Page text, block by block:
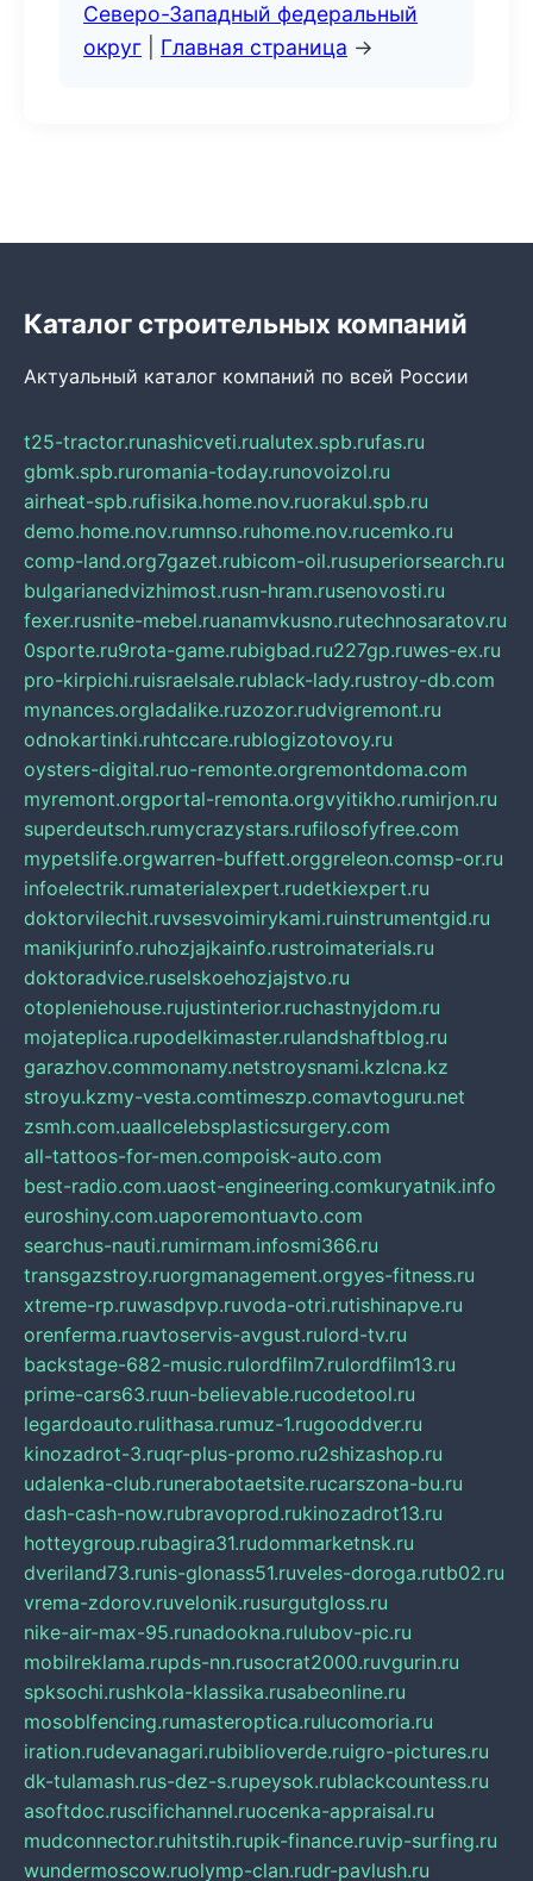
Северо-Западный федеральный
округ
Главная страница →
Каталог строительных компаний
Актуальный каталог компаний по всей России
t25-tractor.runashicveti.rualutex.spb.rufas.ru
gbmk.spb.ruromania-today.runovoizol.ru
airheat-spb.rufisika.home.nov.ruorakul.spb.ru
demo.home.nov.rumnso.ruhome.nov.rucemko.ru
comp-land.org7gazet.rubicom-oil.rusuperiorsearch.ru
bulgarianedvizhimost.rusn-hram.rusenovosti.ru
fexer.rusnite-mebel.ruanamvkusno.rutechnosaratov.ru
0sporte.ru9rota-game.rubigbad.ru227gp.ruwes-ex.ru
pro-kirpichi.ruisraelsale.rublack-lady.rustroy-db.com
mynances.orgladalike.ruzozor.rudvigremont.ru
odnokartinki.ruhtccare.rublogizotovoy.ru
oysters-digital.ruo-remonte.orgremontdoma.com
myremont.orgportal-remonta.orgvyitikho.rumirjon.ru
superdeutsch.rumycrazystars.rufilosofyfree.com
mypetslife.orgwarren-buffett.orggreleon.comsp-or.ru
infoelectrik.rumaterialexpert.rudetkiexpert.ru
doktorvilechit.ruvsesvoimirykami.ruinstrumentgid.ru
manikjurinfo.ruhozjajkainfo.rustroimaterials.ru
doktoradvice.ruselskoehozjajstvo.ru
otopleniehouse.rujustinterior.ruchastnyjdom.ru
mojateplica.rupodelkimaster.rulandshaftblog.ru
garazhov.commonamy.netstroysnami.kzlcna.kz
stroyu.kzmy-vesta.comtimeszp.comavtoguru.net
zsmh.com.uaallcelebsplasticsurgery.com
all-tattoos-for-men.compoisk-auto.com
best-radio.com.uaost-engineering.comkuryatnik.info
euroshiny.com.uaporemontuavto.com
searchus-nauti.rumirmam.infosmi366.ru
transgazstroy.ruorgmanagement.orgyes-fitness.ru
xtreme-rp.ruwasdpvp.ruvoda-otri.rutishinapve.ru
orenferma.ruavtoservis-avgust.rulord-tv.ru
backstage-682-music.rulordfilm7.rulordfilm13.ru
prime-cars63.ruun-believable.rucodetool.ru
legardoauto.rulithasa.rumuz-1.rugooddver.ru
kinozadrot-3.ruqr-plus-promo.ru2shizashop.ru
udalenka-club.runerabotaetsite.rucarszona-bu.ru
dash-cash-now.rubravoprod.rukinozadrot13.ru
hotteygroup.rubagira31.rudommarketnsk.ru
dveriland73.runis-glonass51.ruveles-doroga.rutb02.ru
vrema-zdorov.ruvelonik.rusurgutgloss.ru
nike-air-max-95.runadookna.rulubov-pic.ru
mobilreklama.rupds-nn.rusocrat2000.ruvgurin.ru
spksochi.rushkola-klassika.rusabeonline.ru
mosoblfencing.rumasteroptica.rulucomoria.ru
iration.rudevanagari.rubiblioverde.ruigro-pictures.ru
dk-tulamash.rus-dez-s.rupeysok.rublackcountess.ru
asoftdoc.ruscifichannel.ruocenka-appraisal.ru
mudconnector.ruhitstih.rupik-finance.ruvip-surfing.ru
wundermoscow.ruolymp-clan.rudr-pavlush.ru